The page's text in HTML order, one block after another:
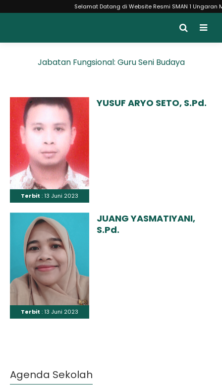
Selamat Datang di Website Resmi SMAN 1
Jabatan Fungsional: Guru Seni Budaya
Terbit : 13 Juni 2023
YUSUF ARYO SETO, S.Pd.
Terbit : 13 Juni 2023
JUANG YASMATIYANI,
S.Pd.
Agenda Sekolah